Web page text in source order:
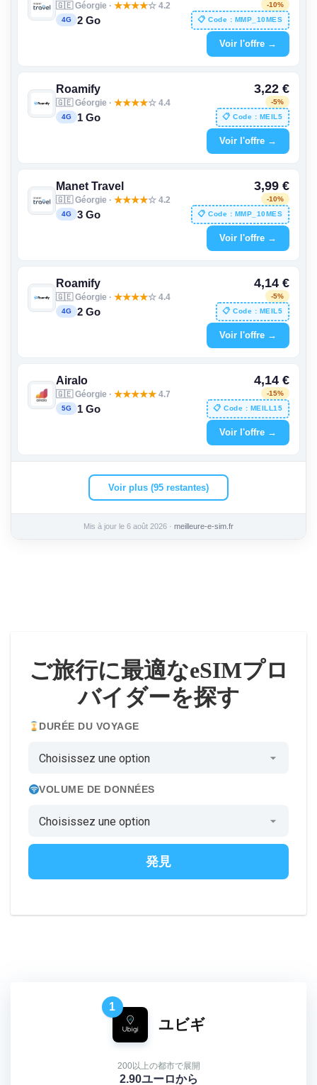
🇬🇪 Géorgie · ★★★★☆ 4.2
4G 2 Go
-10%
📋 Code : MMP_10MES
Voir l'offre →
Roamify
🇬🇪 Géorgie · ★★★★☆ 4.4
4G 1 Go
3,22 €
-5%
📋 Code : MEIL5
Voir l'offre →
Manet Travel
🇬🇪 Géorgie · ★★★★☆ 4.2
4G 3 Go
3,99 €
-10%
📋 Code : MMP_10MES
Voir l'offre →
Roamify
🇬🇪 Géorgie · ★★★★☆ 4.4
4G 2 Go
4,14 €
-5%
📋 Code : MEIL5
Voir l'offre →
Airalo
🇬🇪 Géorgie · ★★★★★ 4.7
5G 1 Go
4,14 €
-15%
📋 Code : MEILL15
Voir l'offre →
Voir plus (95 restantes)
Mis à jour le 6 août 2026 · meilleure-e-sim.fr
ご旅行に最適なeSIMプロ
バイダーを探す
DURÉE DU VOYAGE
VOLUME DE DONNÉES
発見
1
ユビギ
200以上の都市で展開
2.90ユーロから